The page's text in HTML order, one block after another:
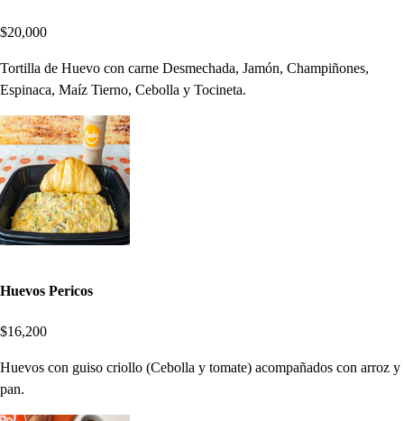
$20,000
Tortilla de Huevo con carne Desmechada, Jamón, Champiñones,
Espinaca, Maíz Tierno, Cebolla y Tocineta.
Huevos Pericos
$16,200
Huevos con guiso criollo (Cebolla y tomate) acompañados con arroz y
pan.